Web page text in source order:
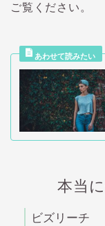
ご覧ください。
本当
ビズリーチ